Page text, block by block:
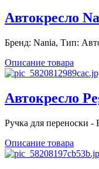
Автокресло
Бренд: Nania, Тип:
Описание товара
Автокресло
Ручка для переноски -
Описание товара